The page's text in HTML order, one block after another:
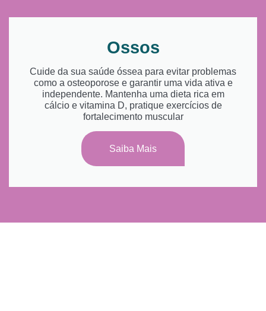
Ossos
Cuide da sua saúde óssea para evitar problemas
como a osteoporose e garantir uma vida ativa e
independente. Mantenha uma dieta rica em
cálcio e vitamina D, pratique exercícios de
fortalecimento muscular
Saiba Mais